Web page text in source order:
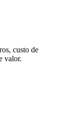
custo de
valor.